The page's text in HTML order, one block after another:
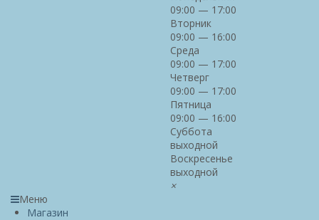
09:00 — 17:00
Вторник
09:00 — 16:00
Среда
09:00 — 17:00
Четверг
09:00 — 17:00
Пятница
09:00 — 16:00
Суббота
выходной
Воскресенье
выходной
×
Меню
Магазин